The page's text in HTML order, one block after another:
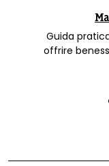
Guida